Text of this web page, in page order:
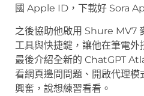
國 Apple ID，下載好 Sora
之後協助他啟用 Shure MV7
工具與快捷鍵，讓他在筆電外
最後介紹全新的 ChatGPT
看網頁邊問問題、開啟代理模
興奮，說想練習看看。